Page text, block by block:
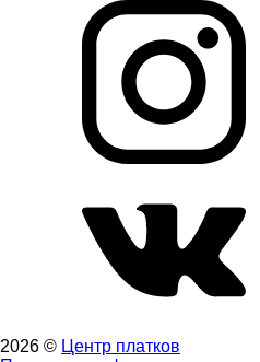
2026 © Центр платков